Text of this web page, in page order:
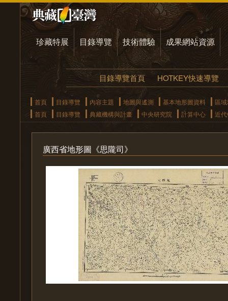
珍藏特展 目錄導覽 技術體驗 成果網站資源
目錄導覽首頁 HOTKEY快速導覽
首頁 目錄導覽 內容主題 地圖與遙測 基本地形圖資料
區
首頁
目錄導覽 典藏機構與計畫 中央研究院 計算中心 近
廣西省地形圖《思隴司》